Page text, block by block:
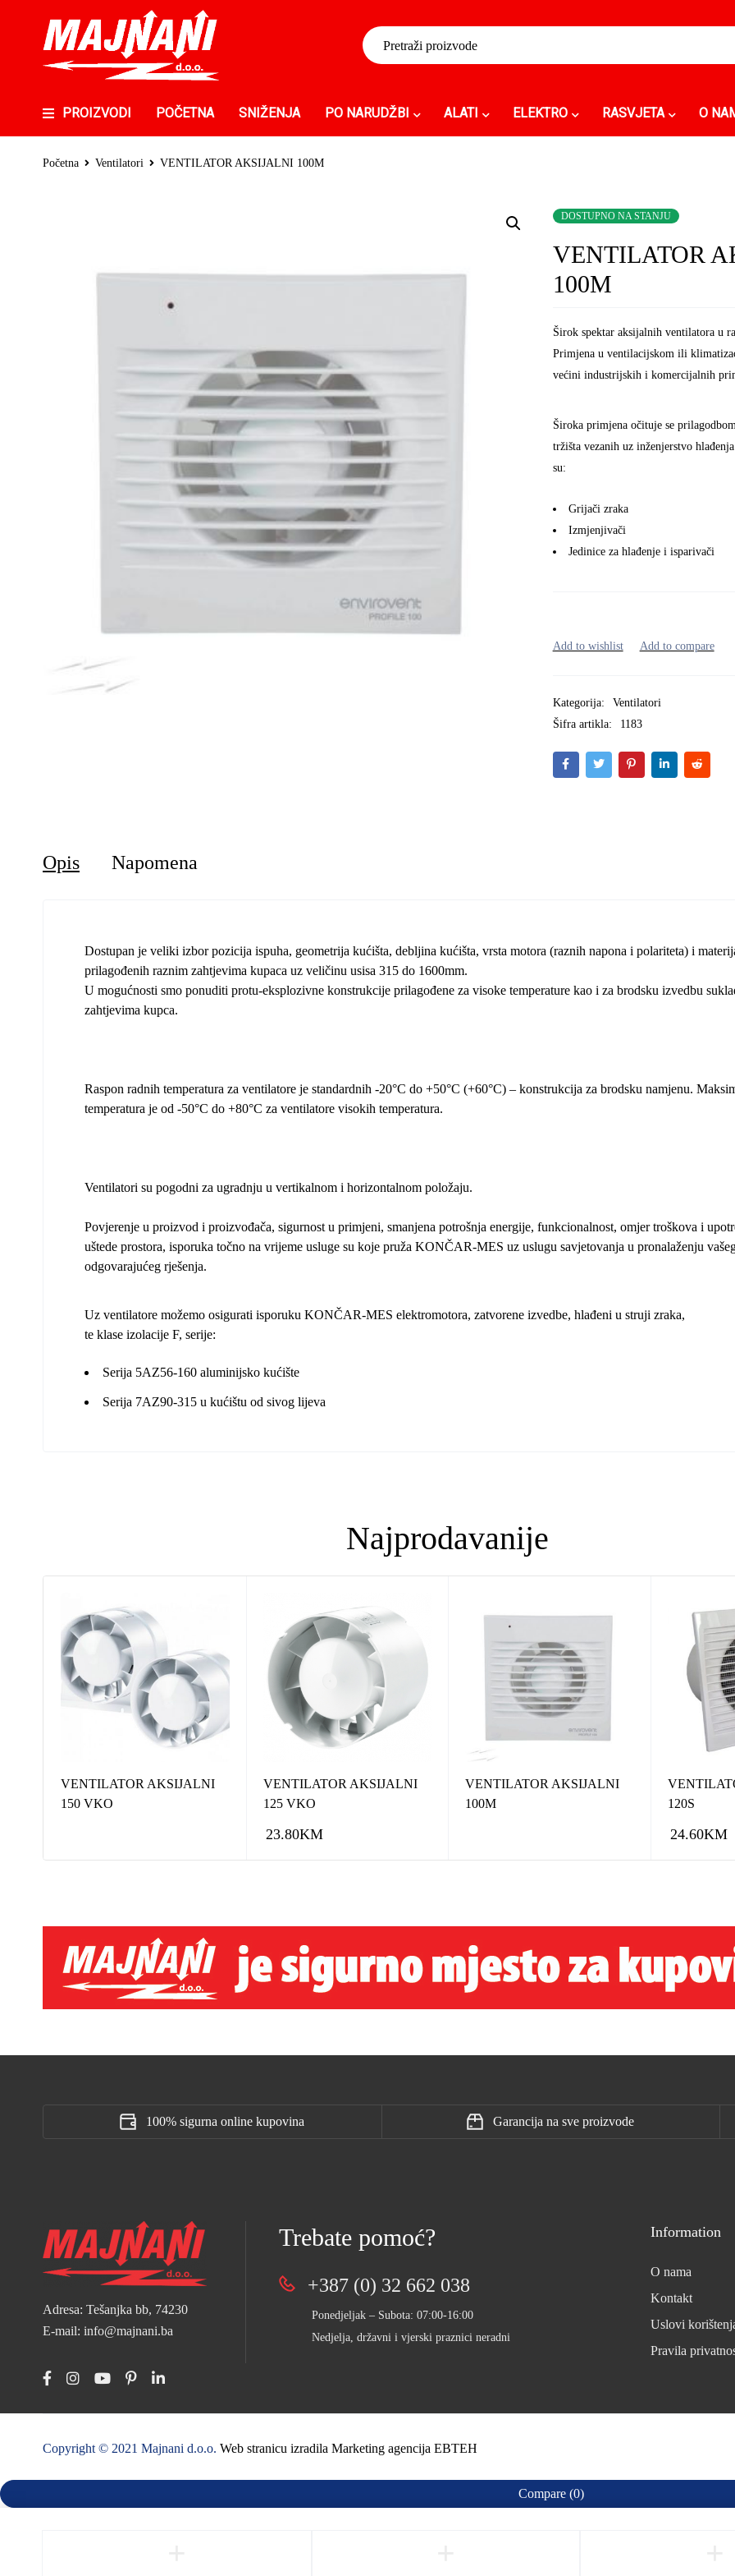
PROIZVODI POČETNA SNIŽENJA PO NARUDŽBI ALATI ELEKTRO RASVJETA O
Početna Ventilatori VENTILATOR AKSIJALNI 100M
DOSTUPNO NA STANJU
VENTILATOR
100M
Širok spektar aksijalnih ventilatora u
Primjena u ventilacijskom ili
većini industrijskih i komercijalnih
Široka primjena očituje se
tržišta vezanih uz inženjerstvo
su:
Grijači zraka
Izmjenjivači
Jedinice za hlađenje i isparivači
Kategorija:
Ventilatori
Šifra artikla:
1183
Opis Napomena
Dostupan je veliki izbor pozicija ispuha, geometrija kućišta, debljina kućišta, vrsta motora (raznih napona i polariteta) i
prilagođenih raznim zahtjevima kupaca uz veličinu usisa 315 do 1600mm.
U mogućnosti smo ponuditi protu-eksplozivne konstrukcije prilagođene za visoke temperature kao i za brodsku izvedbu
zahtjevima kupca.
Raspon radnih temperatura za ventilatore je standardnih -20°C do +50°C (+60°C) – konstrukcija za brodsku namjenu.
temperatura je od -50°C do +80°C za ventilatore visokih temperatura.
Ventilatori su pogodni za ugradnju u vertikalnom i horizontalnom položaju.
Povjerenje u proizvod i proizvođača, sigurnost u primjeni, smanjena potrošnja energije, funkcionalnost, omjer troškova i
uštede prostora, isporuka točno na vrijeme usluge su koje pruža KONČAR-MES uz uslugu savjetovanja u pronalaženju
odgovarajućeg rješenja.
Uz ventilatore možemo osigurati isporuku KONČAR-MES elektromotora, zatvorene izvedbe, hlađeni u struji zraka,
te klase izolacije F, serije:
Serija 5AZ56-160 aluminijsko kućište
Serija 7AZ90-315 u kućištu od sivog lijeva
Najprodavanije
VENTILATOR AKSIJALNI
150 VKO
VENTILATOR AKSIJALNI
125 VKO
23.80KM
VENTILATOR AKSIJALNI
100M
120S
24.60KM
100% sigurna online kupovina Garancija na sve proizvode
Adresa: Tešanjka bb, 74230
E-mail: info@majnani.ba
Trebate pomoć?
+387 (0) 32 662 038
Ponedjeljak – Subota: 07:00-16:00
Nedjelja, državni i vjerski praznici neradni
Information
O nama
Kontakt
Uslovi
Pravila
Copyright © 2021 Majnani d.o.o. Web stranicu izradila Marketing agencija EBTEH
Compare (0)